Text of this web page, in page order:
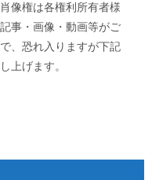
像権は各権利所有者様
事・画像・動画等がご
、恐れ入りますが下記
上げます。